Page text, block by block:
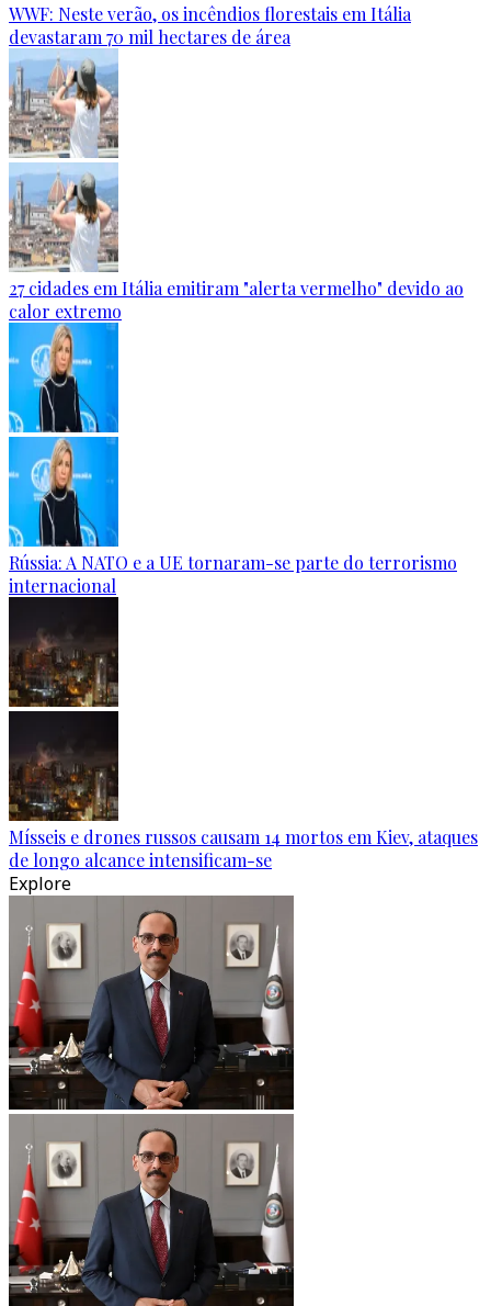
WWF: Neste verão, os incêndios florestais em Itália
devastaram 70 mil hectares de área
27 cidades em Itália emitiram "alerta vermelho" devido ao
calor extremo
Rússia: A NATO e a UE tornaram-se parte do terrorismo
internacional
Mísseis e drones russos causam 14 mortos em Kiev, ataques
de longo alcance intensificam-se
Explore